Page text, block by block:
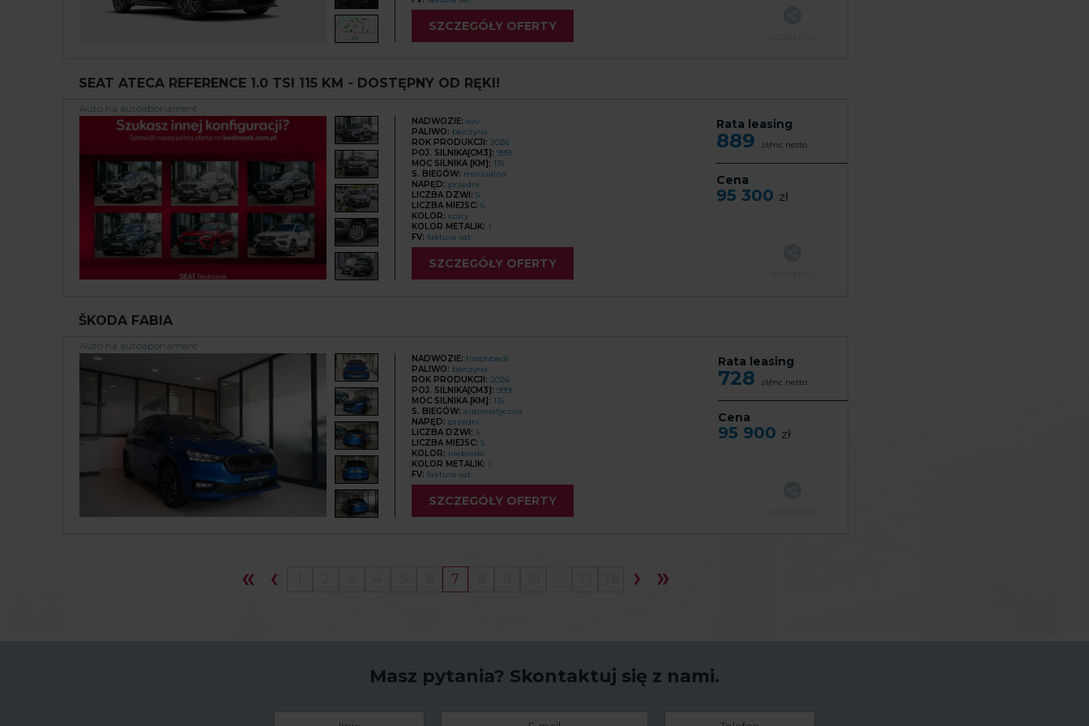
SZCZEGÓŁY OFERTY
SEAT ATECA REFERENCE 1.0 TSI 115 KM - DOSTĘPNY OD RĘKI!
Auto na autoabonament
NADWOZIE: suv
PALIWO: benzyna
ROK PRODUKCJI: 2026
POJ. SILNIKA[CM3]: 999
MOC SILNIKA [KM]: 115
S. BIEGÓW: manualna
NAPĘD: przedni
LICZBA DZWI: 5
LICZBA MIEJSC: 5
KOLOR: szary
KOLOR METALIK: 1
FV: faktura vat
SZCZEGÓŁY OFERTY
Rata leasing
889 zł/mc netto
Cena
95 300 zł
ŠKODA FABIA
Auto na autoabonament
NADWOZIE: hatchback
PALIWO: benzyna
ROK PRODUKCJI: 2026
POJ. SILNIKA[CM3]: 999
MOC SILNIKA [KM]: 115
S. BIEGÓW: automatyczna
NAPĘD: przedni
LICZBA DZWI: 5
LICZBA MIEJSC: 5
KOLOR: niebieski
KOLOR METALIK: 1
FV: faktura vat
SZCZEGÓŁY OFERTY
Rata leasing
728 zł/mc netto
Cena
95 900 zł
7
Masz pytania? Skontaktuj się z nami.